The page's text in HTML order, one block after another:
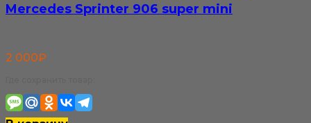
Mercedes Sprinter 906 super mini
2 000₽